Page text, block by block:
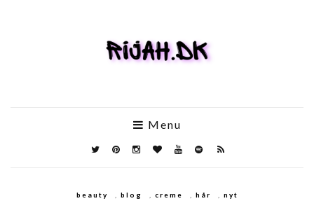
Menu
beauty , blog , creme , hår , nyt